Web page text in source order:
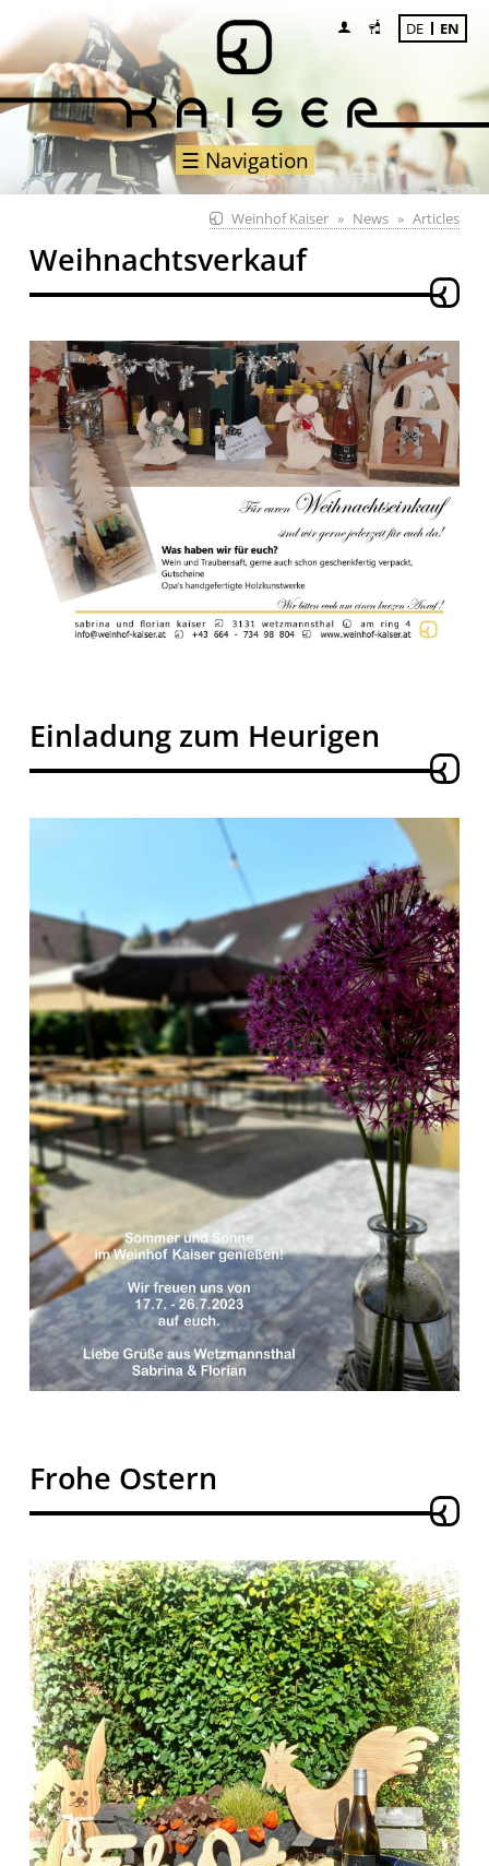
☰ Navigation
DE EN
Weinhof Kaiser News Articles
Weihnachtsverkauf
Einladung zum Heurigen
Frohe Ostern